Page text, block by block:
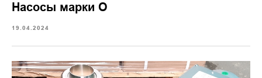
Насосы марки О
19.04.2024